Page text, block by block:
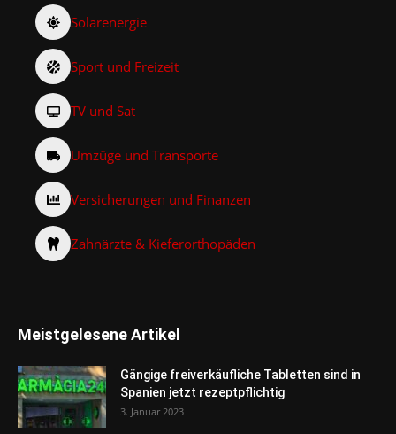
Solarenergie
Sport und Freizeit
TV und Sat
Umzüge und Transporte
Versicherungen und Finanzen
Zahnärzte & Kieferorthopäden
Meistgelesene Artikel
Gängige freiverkäufliche Tabletten sind in
Spanien jetzt rezeptpflichtig
3. Januar 2023